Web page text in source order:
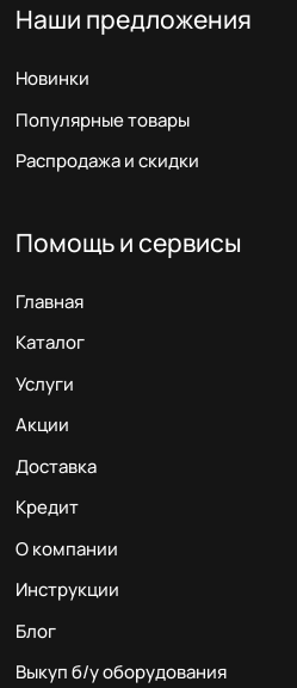
Наши предложения
Новинки
Популярные товары
Распродажа и скидки
Помощь и сервисы
Главная
Каталог
Услуги
Акции
Доставка
Кредит
О компании
Инструкции
Блог
Выкуп б/у оборудования